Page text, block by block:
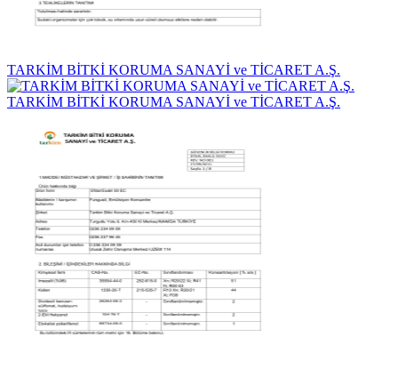
TARKİM BİTKİ KORUMA SANAYİ ve TİCARET A.Ş.
TARKİM BİTKİ KORUMA SANAYİ ve TİCARET A.Ş.